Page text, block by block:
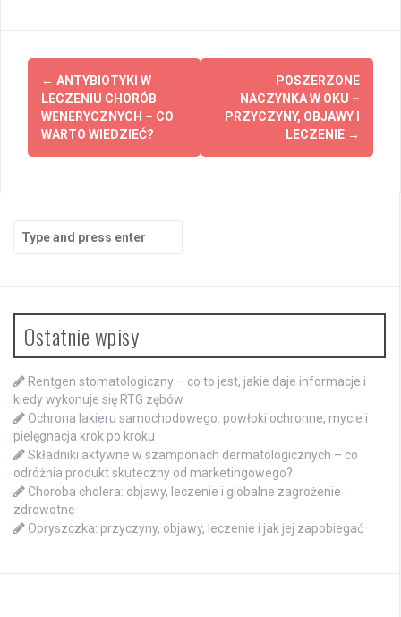
Post
navigation
← ANTYBIOTYKI W
LECZENIU CHORÓB
WENERYCZNYCH – CO
WARTO WIEDZIEĆ?
POSZERZONE
NACZYNKA W OKU –
PRZYCZYNY, OBJAWY I
LECZENIE →
Search
for:
Ostatnie wpisy
Rentgen stomatologiczny – co to jest, jakie daje informacje i
kiedy wykonuje się RTG zębów
Ochrona lakieru samochodowego: powłoki ochronne, mycie i
pielęgnacja krok po kroku
Składniki aktywne w szamponach dermatologicznych – co
odróżnia produkt skuteczny od marketingowego?
Choroba cholera: objawy, leczenie i globalne zagrożenie
zdrowotne
Opryszczka: przyczyny, objawy, leczenie i jak jej zapobiegać